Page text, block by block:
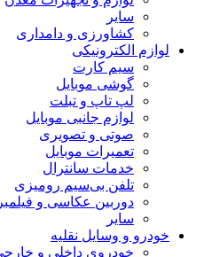
سایر
کشاورزی و دامداری
لوازم الکترونیکی
سیم کارت
گوشی موبایل
لپ تاپ و تبلت
لوازم جانبی موبایل
صوتی و تصویری
تعمیرات موبایل
خدمات سانترال
تلفن بی‌سیم رومیزی
دوربین عکاسی و فیلمبرداری
سایر
خودرو و وسایل نقلیه
خودروی داخلی و خارجی